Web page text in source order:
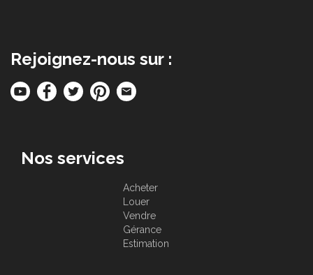
Rejoignez-nous sur :
Nos services
Acheter
Louer
Vendre
Gérance
Estimation